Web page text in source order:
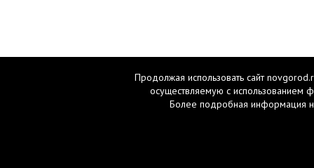
Продолжая использовать сайт
осуществляемую с использованием
Более подробная информация